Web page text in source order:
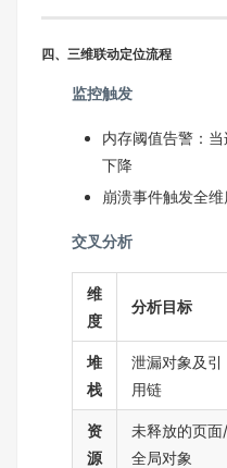
四、三维联动定位流程
监控触发
内存阈值告警：
下降
崩溃事件触发全
交叉分析
维
度
分析目标
堆
栈
泄漏对象及引
用链
资
源
未释放的页面/
全局对象